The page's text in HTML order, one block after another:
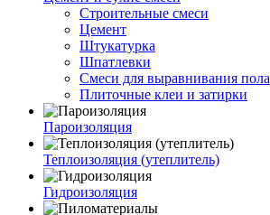
Строительные смеси
Цемент
Штукатурка
Шпатлевки
Смеси для выравнивания пола
Плиточные клеи и затирки
Пароизоляция
Теплоизоляция (утеплитель)
Гидроизоляция